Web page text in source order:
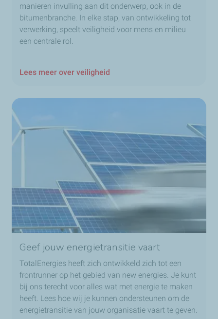
manieren invulling aan dit onderwerp, ook in de
bitumenbranche. In elke stap, van ontwikkeling tot
verwerking, speelt veiligheid voor mens en milieu
een centrale rol.
Lees meer over veiligheid
Geef jouw energietransitie vaart
TotalEnergies heeft zich ontwikkeld zich tot een
frontrunner op het gebied van new energies. Je kunt
bij ons terecht voor alles wat met energie te maken
heeft. Lees hoe wij je kunnen ondersteunen om de
energietransitie van jouw organisatie vaart te geven.